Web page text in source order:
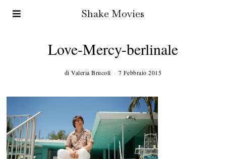
Shake Movies
Love-Mercy-berlinale
diValeria Brucoli 7 Febbraio 2015